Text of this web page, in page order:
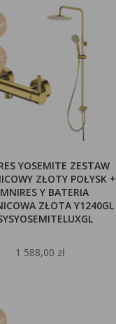
YOSEMITE ZESTAW
ZŁOTY POŁYSK +
Y BATERIA
ZŁOTA Y1240GL
1 588,00 zł